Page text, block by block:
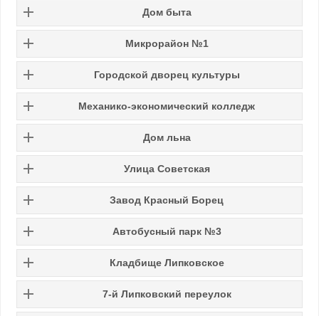
Дом быта
Микрорайон №1
Городской дворец культуры
Механико-экономический колледж
Дом льна
Улица Советская
Завод Красный Борец
Автобусный парк №3
Кладбище Липковское
7-й Липковский переулок